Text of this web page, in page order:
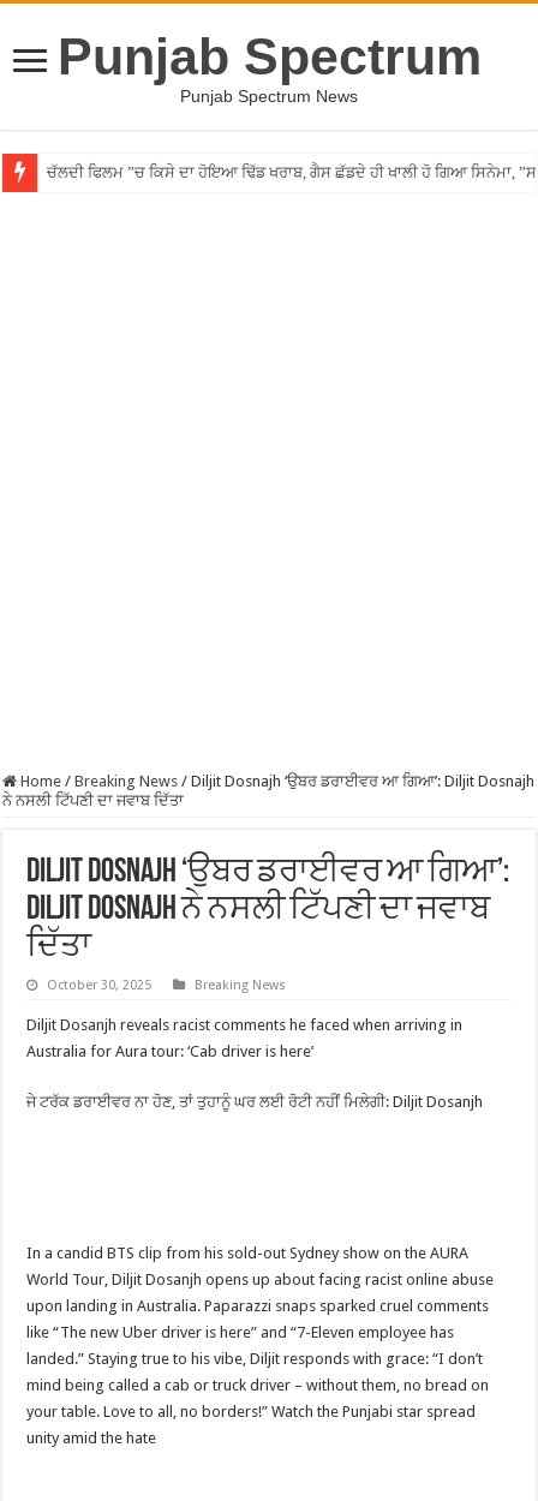
Punjab Spectrum
Punjab Spectrum News
ਚੱਲਦੀ ਫਿਲਮ ”ਚ ਕਿਸੇ ਦਾ ਹੋਇਆ ਢਿੱਡ ਖਰਾਬ, ਗੈਸ ਛੱਡਦੇ ਹੀ ਖਾਲੀ ਹੋ ਗਿਆ ਸਿਨੇਮਾ,
Punjab ”ਚ ਵੱਡੀ ਵਾਰਦਾਤ! ਰਾਹ ”ਚ ਘੇਰ ਨੌਜਵਾਨ ਦਾ ਸ਼ਰੇਆਮ ਗੋਲ਼ੀਆਂ ਮਾਰ ਕੇ ਕੀਤਾ
Home / Breaking News / Diljit Dosnajh ‘ਉਬਰ ਡਰਾਈਵਰ ਆ ਗਿਆ’: Diljit Dosnajh
ਨੇ ਨਸਲੀ ਟਿੱਪਣੀ ਦਾ ਜਵਾਬ ਦਿੱਤਾ
Diljit Dosnajh ‘ਉਬਰ ਡਰਾਈਵਰ ਆ ਗਿਆ’:
Diljit Dosnajh ਨੇ ਨਸਲੀ ਟਿੱਪਣੀ ਦਾ ਜਵਾਬ
ਦਿੱਤਾ
October 30, 2025 Breaking News
Diljit Dosanjh reveals racist comments he faced when arriving in
Australia for Aura tour: ‘Cab driver is here’
ਜੇ ਟਰੱਕ ਡਰਾਈਵਰ ਨਾ ਹੋਣ, ਤਾਂ ਤੁਹਾਨੂੰ ਘਰ ਲਈ ਰੋਟੀ ਨਹੀਂ ਮਿਲੇਗੀ: Diljit Dosanjh
In a candid BTS clip from his sold-out Sydney show on the AURA
World Tour, Diljit Dosanjh opens up about facing racist online abuse
upon landing in Australia. Paparazzi snaps sparked cruel comments
like “The new Uber driver is here” and “7-Eleven employee has
landed.” Staying true to his vibe, Diljit responds with grace: “I don’t
mind being called a cab or truck driver – without them, no bread on
your table. Love to all, no borders!” Watch the Punjabi star spread
unity amid the hate